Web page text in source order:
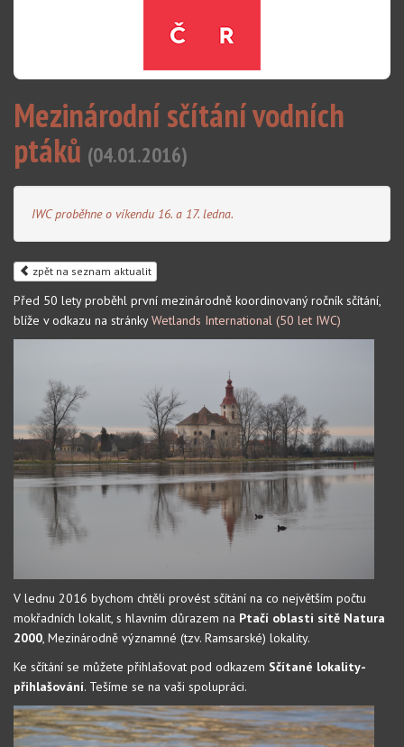
Mezinárodní sčítání vodních
ptáků (04.01.2016)
IWC proběhne o víkendu 16. a 17. ledna.
zpět na seznam aktualit
Před 50 lety proběhl první mezinárodně koordinovaný ročník sčítání,
blíže v odkazu na stránkyWetlands International (50 let IWC)
V lednu 2016 bychom chtěli provést sčítání na co největším počtu
mokřadních lokalit, s hlavním důrazem na Ptačí oblasti sítě Natura
2000, Mezinárodně významné (tzv. Ramsarské) lokality.
Ke sčítání se můžete přihlašovat pod odkazem Sčítané lokality-
přihlašování. Tešíme se na vaši spolupráci.